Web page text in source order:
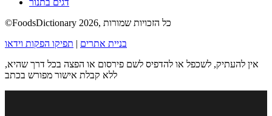
©FoodsDictionary 2026, כל הזכויות שמורות
בניית אתרים | תפיקו הפקות וידאו
אין להעתיק, לשכפל או להדפיס לשם פירסום או הפצה בכל דרך שהיא,
ללא קבלת אישור מפורש בכתב